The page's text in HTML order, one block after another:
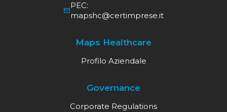
PEC:
mapshc@certimprese.it
Maps Healthcare
Profilo Aziendale
Governance
Corporate Regulations